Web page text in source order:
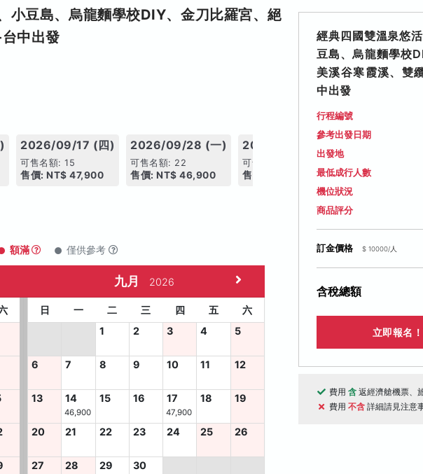
小豆島、烏龍麵學校DIY、金刀比羅宮、絕
中出發
2026/09/17 (四)
可售名額: 15
售價: NT$ 47,900
2026/09/28 (一)
可售名額: 22
售價: NT$ 46,900
2026/10/05 (一)
可售名額: 18
售價: NT$ 46,900 售價: NT$
額滿 僅供參考
九月 2026
日 一 二 三 四 五
六
1
2 3 4 5
6 7 8 9 10 11 12
13 14
46,900
15 16 17
47,900
18 19
20 21 22 23 24 25 26
27 28 29 30
經典四國雙溫泉悠
豆島、烏龍麵學校
美溪谷寒霞溪、雙
中出發
行程編號
參考出發日期
出發地
最低成行人數
機位狀況
商品評分
訂金價格 $ 10000/人
含稅總額
立即報名
費用 含 返經濟艙機票、
費用 不含 詳細請見注意